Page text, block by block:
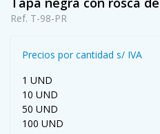
Ref. T-98-PR
Precios por cantidad s/ IVA
1 UND
10 UND
50 UND
100 UND